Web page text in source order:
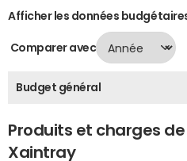
Afficher les données
Comparer avec
Budget général
Produits et charges
Xaintray